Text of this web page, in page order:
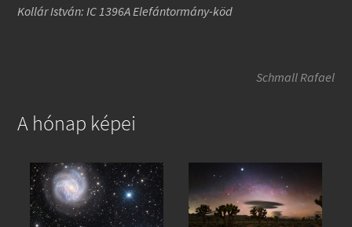
Kollár István: IC 1396A Elefántormány-köd
Schmall Rafael
A hónap képei